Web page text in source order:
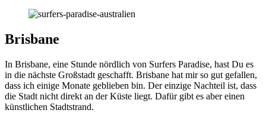
Brisbane
In Brisbane, eine Stunde nördlich von Surfers Paradise, hast Du es
in die nächste Großstadt geschafft. Brisbane hat mir so gut gefallen,
dass ich einige Monate geblieben bin. Der einzige Nachteil ist, dass
die Stadt nicht direkt an der Küste liegt. Dafür gibt es aber einen
künstlichen Stadtstrand.